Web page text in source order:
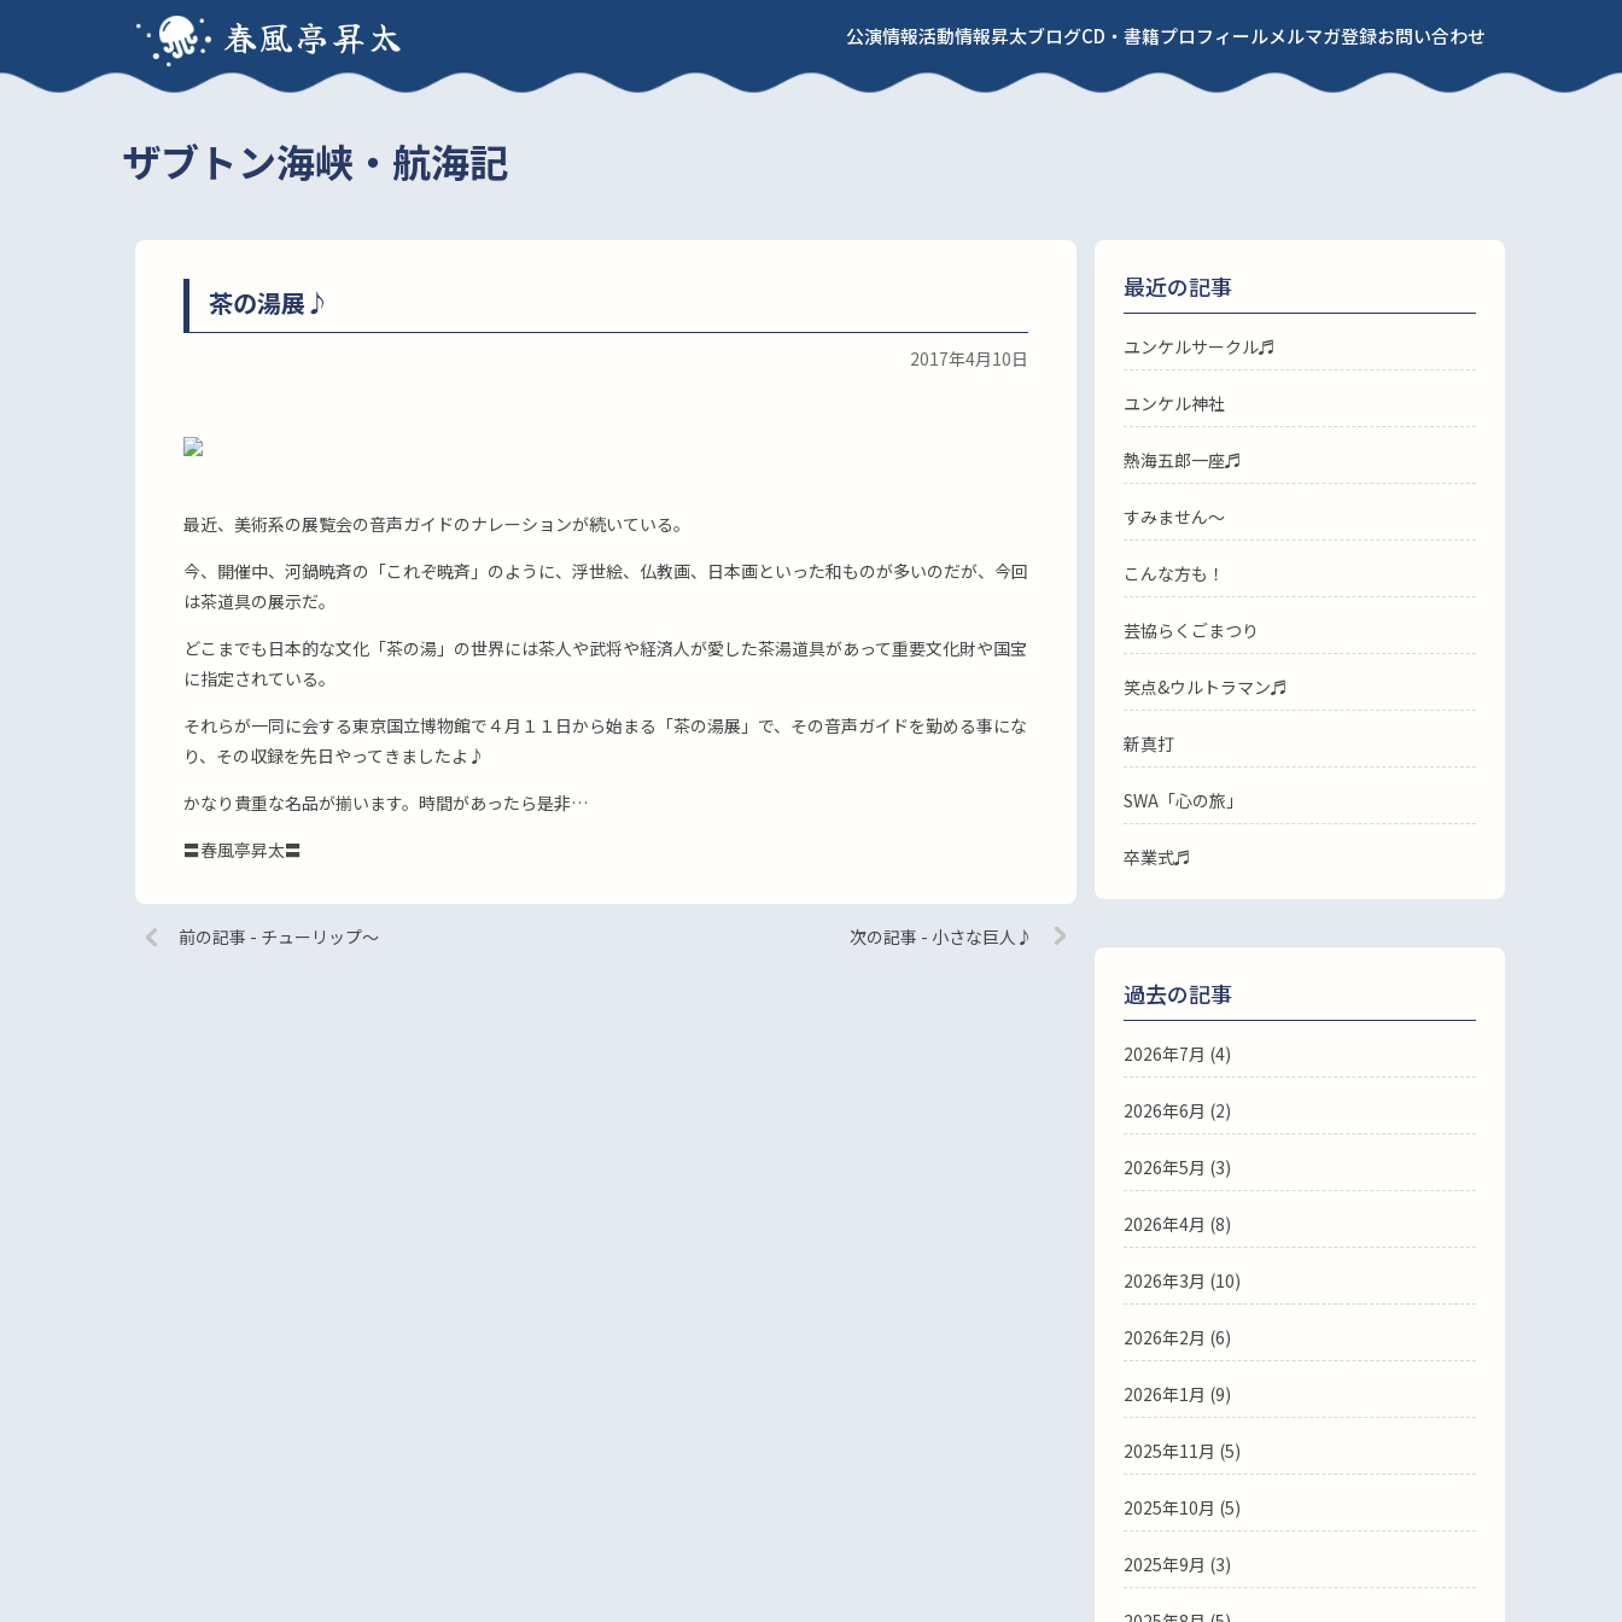
春風亭昇太 公演情報活動情報昇太ブログCD・書籍プロフィールメルマガ登録お問い合わせ
ザブトン海峡・航海記
茶の湯展♪
2017年4月10日
最近、美術系の展覧会の音声ガイドのナレーションが続いている。
今、開催中、河鍋暁斉の「これぞ暁斉」のように、浮世絵、仏教画、日本画といった和ものが多いのだが、今回
は茶道具の展示だ。
どこまでも日本的な文化「茶の湯」の世界には茶人や武将や経済人が愛した茶湯道具があって重要文化財や国宝
に指定されている。
それらが一同に会する東京国立博物館で４月１１日から始まる「茶の湯展」で、その音声ガイドを勤める事にな
り、その収録を先日やってきましたよ♪
かなり貴重な名品が揃います。時間があったら是非…
〓春風亭昇太〓
前の記事 - チューリップ〜 次の記事 - 小さな巨人♪
最近の記事
ユンケルサークル♬
ユンケル神社
熱海五郎一座♬
すみません〜
こんな方も！
芸協らくごまつり
笑点&ウルトラマン♬
新真打
SWA「心の旅」
卒業式♬
過去の記事
2026年7月 (4)
2026年6月 (2)
2026年5月 (3)
2026年4月 (8)
2026年3月 (10)
2026年2月 (6)
2026年1月 (9)
2025年11月 (5)
2025年10月 (5)
2025年9月 (3)